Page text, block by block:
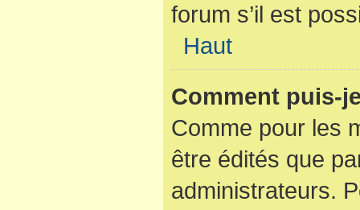
forum s’il est
Haut
Comment puis-
Comme pour les
être édités que
administrateurs.